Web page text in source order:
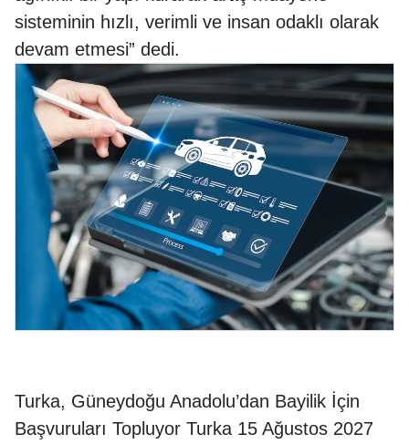
sisteminin hızlı, verimli ve insan odaklı olarak
devam etmesi” dedi.
Turka, Güneydoğu Anadolu’dan Bayilik İçin
Başvuruları Topluyor Turka 15 Ağustos 2027